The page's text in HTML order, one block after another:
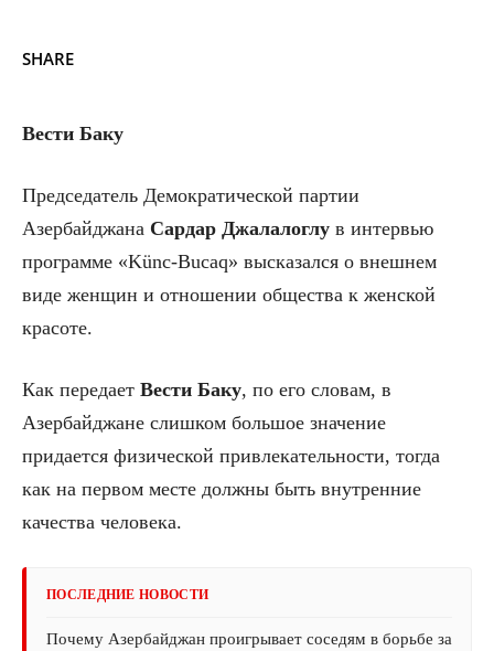
SHARE
Вести Баку
Председатель Демократической партии
Азербайджана Сардар Джалалоглу в интервью
программе «Künc-Bucaq» высказался о внешнем
виде женщин и отношении общества к женской
красоте.
Как передает Вести Баку, по его словам, в
Азербайджане слишком большое значение
придается физической привлекательности, тогда
как на первом месте должны быть внутренние
качества человека.
ПОСЛЕДНИЕ НОВОСТИ
Почему Азербайджан проигрывает соседям в борьбе за